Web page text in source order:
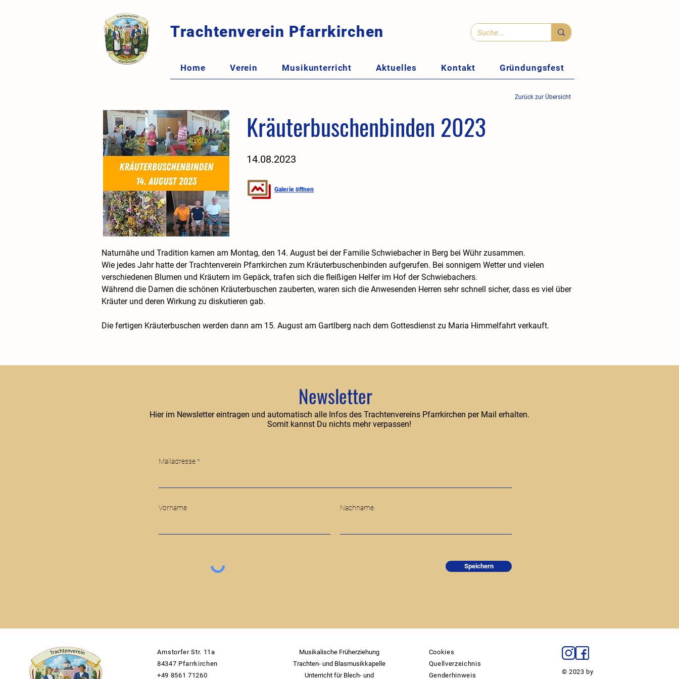
Trachtenverein Pfarrkirchen
Home Verein Musikunterricht Aktuelles Kontakt Gründungsfest
Kräuterbuschenbinden 2023
Zurück zur Übersicht
Galerie öffnen
14.08.2023
Naturnähe und Tradition kamen am Montag, den 14. August bei der Familie Schwiebacher in Berg bei Wühr zusammen.
Wie jedes Jahr hatte der Trachtenverein Pfarrkirchen zum Kräuterbuschenbinden aufgerufen. Bei sonnigem Wetter und vielen
verschiedenen Blumen und Kräutern im Gepäck, trafen sich die fleißigen Helfer im Hof der Schwiebachers.
Während die Damen die schönen Kräuterbuschen zauberten, waren sich die Anwesenden Herren sehr schnell sicher, dass es viel über
Kräuter und deren Wirkung zu diskutieren gab.
Die fertigen Kräuterbuschen werden dann am 15. August am Gartlberg nach dem Gottesdienst zu Maria Himmelfahrt verkauft.
Newsletter
Hier im Newsletter eintragen und automatisch alle Infos des Trachtenvereins Pfarrkirchen per Mail erhalten.
Somit kannst Du nichts mehr verpassen!
Mailadresse
Vorname Nachname
Speichern
Arnstorfer Str. 11a
84347 Pfarrkirchen
+49 8561 71260
Musikalische Früherziehung
Trachten- und Blasmusikkapelle
Unterricht für Blech- und
Cookies
Quellverzeichnis
Genderhinweis
© 2023 by